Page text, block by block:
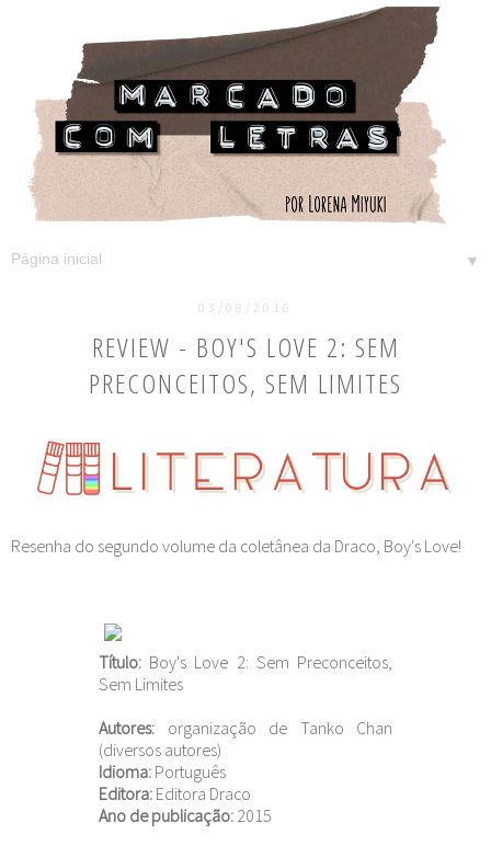
▼
03/08/2016
REVIEW - BOY'S LOVE 2: SEM
PRECONCEITOS, SEM LIMITES
Resenha do segundo volume da coletânea da Draco, Boy's Love!
Título: Boy's Love 2: Sem Preconceitos,
Sem Limites
Autores: organização de Tanko Chan
(diversos autores)
Idioma: Português
Editora: Editora Draco
Ano de publicação: 2015